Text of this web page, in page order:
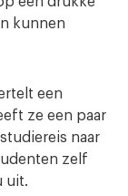
kunnen
een
ze een paar
naar
zelf
uit.